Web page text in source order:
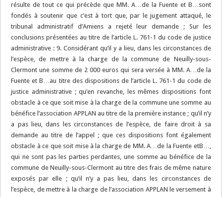
résulte de tout ce qui précède que MM. A…de la Fuente et B…sont
fondés à soutenir que c’est à tort que, par le jugement attaqué, le
tribunal administratif d’Amiens a rejeté leur demande ; Sur les
conclusions présentées au titre de l’article L. 761-1 du code de justice
administrative : 9. Considérant qu’il y a lieu, dans les circonstances de
l’espèce, de mettre à la charge de la commune de Neuilly-sous-
Clermont une somme de 2 000 euros qui sera versée à MM. A…de la
Fuente et B…au titre des dispositions de l’article L. 761-1 du code de
justice administrative ; qu’en revanche, les mêmes dispositions font
obstacle à ce que soit mise à la charge de la commune une somme au
bénéfice l’association APPLAN au titre de la première instance ; qu’il n’y
a pas lieu, dans les circonstances de l’espèce, de faire droit à sa
demande au titre de l’appel ; que ces dispositions font également
obstacle à ce que soit mise à la charge de MM. A…de la Fuente etB…,
qui ne sont pas les parties perdantes, une somme au bénéfice de la
commune de Neuilly-sous-Clermont au titre des frais de même nature
exposés par elle ; qu’il n’y a pas lieu, dans les circonstances de
l’espèce, de mettre à la charge de l’association APPLAN le versement à